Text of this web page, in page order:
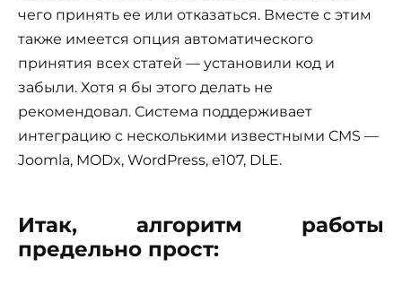
чего принять ее или отказаться. Вместе с этим
также имеется опция автоматического
принятия всех статей — установили код и
забыли. Хотя я бы этого делать не
рекомендовал. Система поддерживает
интеграцию с несколькими известными CMS —
Joomla, MODx, WordPress, e107, DLE.
Итак, алгоритм работы
предельно прост: